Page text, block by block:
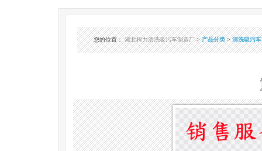
您的位置：湖北程力清洗吸污车制造厂>产品分类>清洗吸污车